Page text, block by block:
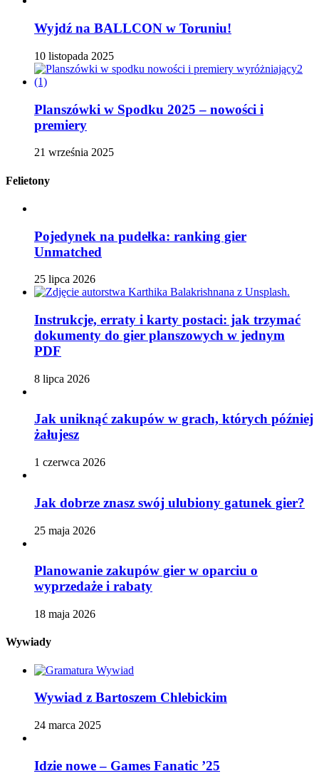
Wyjdź na BALLCON w Toruniu!
10 listopada 2025
Planszówki w Spodku 2025 – nowości i
premiery
21 września 2025
Felietony
Pojedynek na pudełka: ranking gier
Unmatched
25 lipca 2026
Instrukcje, erraty i karty postaci: jak trzymać
dokumenty do gier planszowych w jednym
PDF
8 lipca 2026
Jak uniknąć zakupów w grach, których później
żałujesz
1 czerwca 2026
Jak dobrze znasz swój ulubiony gatunek gier?
25 maja 2026
Planowanie zakupów gier w oparciu o
wyprzedaże i rabaty
18 maja 2026
Wywiady
Wywiad z Bartoszem Chlebickim
24 marca 2025
Idzie nowe – Games Fanatic ’25